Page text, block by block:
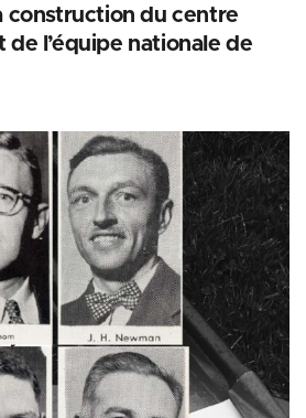
construction du centre
de l’équipe nationale de